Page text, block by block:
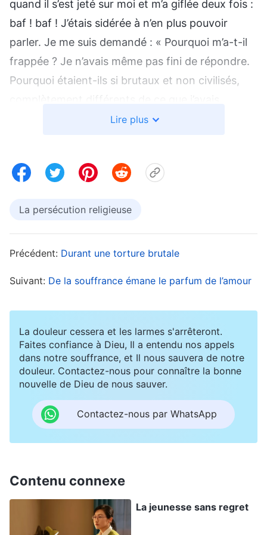
quand il s’est jeté sur moi et m’a giflée deux fois :
baf ! baf ! J’étais sidérée à n’en plus pouvoir
parler. Je me suis demandé : « Pourquoi m’a-t-il
frappée ? Je n’avais même pas fini de répondre.
Pourquoi étaient-ils si brutaux et non civilisés,
imaginé de la police du peuple ? » Ensuite, il m’a
baf, baf, il m’a encore frappée au visage et m’a
importe ce que je disais, il me donnait des coups
à tort et à travers au visage, à tel point que mon
visage brûlait de douleur. Je me suis souvenue
qu’essayer de raisonner avec ces policiers vicieux
ne marcherait pas. Maintenant, après en avoir
moi-même fait l’expérience, je n’ai dès lors plus
prononcé un mot, peu importe ce qu’ils
demandaient. Quand ils ont vu que je ne voulais
pas parler, ils m’ont crié dessus : « Fille de pute !
Je te donnerai de quoi réfléchir ! Sinon, tu ne
nous donneras pas un compte rendu véridique !
» Après avoir dit cela, l’un d’eux m’a férocement
tomber lourdement au sol. Il m’a ensuite donné
deux violents coups de pied et m’a tirée du sol
pour me crier de m’agenouiller. Je n’ai pas obéi,
Lire plus
La persécution religieuse
Précédent: Durant une torture brutale
Suivant: De la souffrance émane le parfum de l’amour
La douleur cessera et les larmes s'arrêteront.
Faites confiance à Dieu, Il a entendu nos appels
dans notre souffrance, et Il nous sauvera de notre
douleur. Contactez-nous pour connaître la bonne
nouvelle de Dieu de nous sauver.
Contactez-nous par WhatsApp
Contenu connexe
La jeunesse sans regret